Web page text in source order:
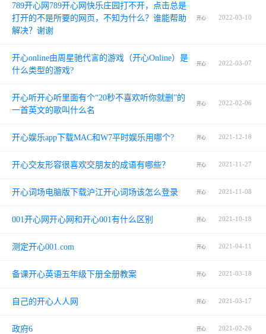
789开心网789开心网快乐庄园打不开，点击总是
打开的不是所要的网页，不知为什么？谁能帮助
解决？谢谢
开心 2022-03-10
开心online由周星驰代言的游戏（开心Online）是
什么类型的游戏?
开心 2022-03-07
开心听开心听里面有个“20秒不喜欢听你就删”的
一首英文的歌叫什么名
开心 2022-02-06
开心娱乐app下载MAC和W7平时娱乐用哪个? 开心 2021-12-18
开心交友形容很喜欢交朋友的成语有哪些？ 开心 2021-11-27
开心词场电脑版下载沪江开心词场该怎么登录 开心 2021-11-08
001开心网开心网和开心001有什么区别 开心 2021-10-18
测定开心001.com 开心 2021-04-11
备课开心英语五年级下册全册教案 开心 2021-03-18
自己的开心人人网 开心 2021-03-17
政府6 开心 2021-02-26